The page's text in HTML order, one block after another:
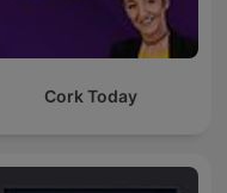
Cork Today